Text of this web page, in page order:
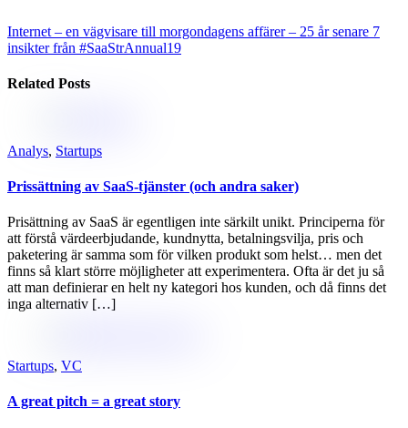
Internet – en vägvisare till morgondagens affärer – 25 år senare 7
insikter från #SaaStrAnnual19
Related Posts
Analys, Startups
Prissättning av SaaS-tjänster (och andra saker)
Prisättning av SaaS är egentligen inte särkilt unikt. Principerna för
att förstå värdeerbjudande, kundnytta, betalningsvilja, pris och
paketering är samma som för vilken produkt som helst… men det
finns så klart större möjligheter att experimentera. Ofta är det ju så
att man definierar en helt ny kategori hos kunden, och då finns det
inga alternativ […]
Startups, VC
A great pitch = a great story